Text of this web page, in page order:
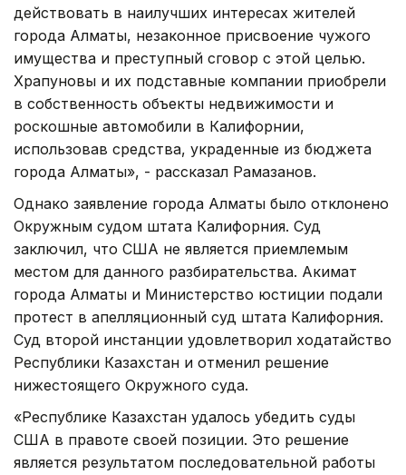
действовать в наилучших интересах жителей
города Алматы, незаконное присвоение чужого
имущества и преступный сговор с этой целью.
Храпуновы и их подставные компании приобрели
в собственность объекты недвижимости и
роскошные автомобили в Калифорнии,
использовав средства, украденные из бюджета
города Алматы», - рассказал Рамазанов.
Однако заявление города Алматы было отклонено
Окружным судом штата Калифорния. Суд
заключил, что США не является приемлемым
местом для данного разбирательства. Акимат
города Алматы и Министерство юстиции подали
протест в апелляционный суд штата Калифорния.
Суд второй инстанции удовлетворил ходатайство
Республики Казахстан и отменил решение
нижестоящего Окружного суда.
«Республике Казахстан удалось убедить суды
США в правоте своей позиции. Это решение
является результатом последовательной работы